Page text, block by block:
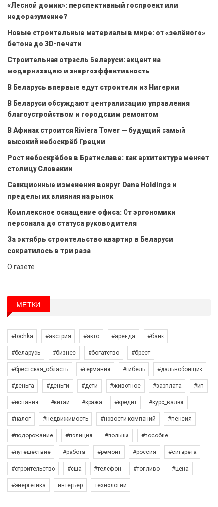
«Лесной домик»: перспективный госпроект или
недоразумение?
Новые строительные материалы в мире: от «зелёного»
бетона до 3D-печати
Строительная отрасль Беларуси: акцент на
модернизацию и энергоэффективность
В Беларусь впервые едут строители из Нигерии
В Беларуси обсуждают централизацию управления
благоустройством и городским ремонтом
В Афинах строится Riviera Tower — будущий самый
высокий небоскрёб Греции
Рост небоскрёбов в Братиславе: как архитектура меняет
столицу Словакии
Санкционные изменения вокруг Dana Holdings и
пределы их влияния на рынок
Комплексное оснащение офиса: От эргономики
персонала до статуса руководителя
За октябрь строительство квартир в Беларуси
сократилось в три раза
О газете
МЕТКИ
#tochka #австрия #авто #аренда #банк
#беларусь #бизнес #богатство #брест
#брестская_область #германия #гибель #дальнобойщик
#деньга #деньги #дети #животное #зарплата #ип
#испания #китай #кража #кредит #курс_валют
#налог #недвижимость #новости компаний #пенсия
#подорожание #полиция #польша #пособие
#путешествие #работа #ремонт #россия #сигарета
#строительство #сша #телефон #топливо #цена
#энергетика интерьер технологии